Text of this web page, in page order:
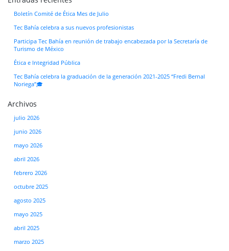
Boletín Comité de Ética Mes de Julio
Tec Bahía celebra a sus nuevos profesionistas
Participa Tec Bahía en reunión de trabajo encabezada por la Secretaría de
Turismo de México
Ética e Integridad Pública
Tec Bahía celebra la graduación de la generación 2021-2025 “Fredi Bernal
Noriega”🎓
Archivos
julio 2026
junio 2026
mayo 2026
abril 2026
febrero 2026
octubre 2025
agosto 2025
mayo 2025
abril 2025
marzo 2025